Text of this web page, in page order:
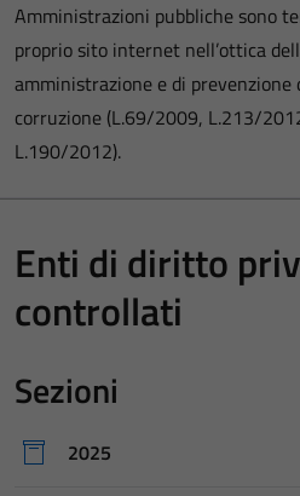
Amministrazioni pubbliche sono
proprio sito internet nell’ottica
amministrazione e di prevenzione
corruzione (L.69/2009, L.213/
L.190/2012).
Enti di diritto
controllati
Sezioni
2025